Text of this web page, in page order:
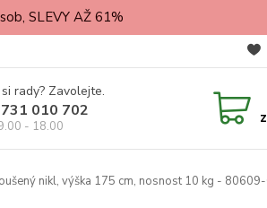
SLEVY AŽ 61%
rady? Zavolejte.
010 702
- 18.00
nikl, výška 175 cm, nosnost 10 kg -